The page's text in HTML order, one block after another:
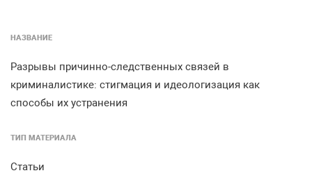
НАЗВАНИЕ
Разрывы причинно-следственных связей в
криминалистике: стигмация и идеологизация как
способы их устранения
ТИП МАТЕРИАЛА
Статьи